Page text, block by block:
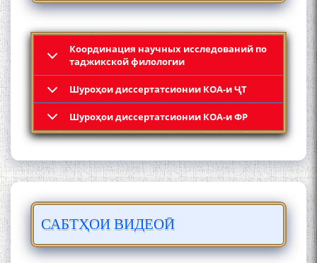
Координация научных исследований по
таджикской филологии
Шyроҳои диссертатсионии КОА-и ҶТ
Шyроҳои диссертатсионии КОА-и ФР
САБТҲОИ ВИДЕОӢ
ШУД!
Кадамчо Худои Шарифзода
Сайре дар Осорхона
Муҳаммадҷон Раҳимӣ